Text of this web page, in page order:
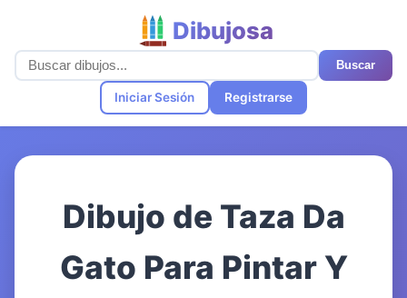
Dibujosa
Buscar
Iniciar Sesión Registrarse
Dibujo de Taza Da
Gato Para Pintar Y